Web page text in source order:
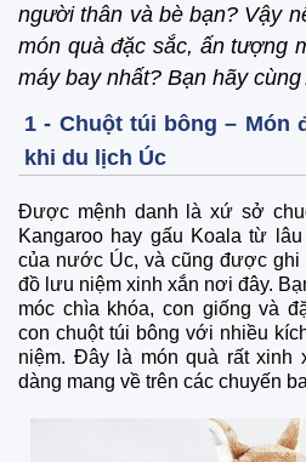
người thân và bè bạn? Vậy
món quà đặc sắc, ấn tượng
máy bay nhất? Bạn hãy
1 - Chuột túi bông – Món
khi du lịch Úc
Được mệnh danh là xứ sở
Kangaroo hay gấu Koala từ
của nước Úc, và cũng được ghi
đồ lưu niệm xinh xắn nơi đây.
móc chìa khóa, con giống và
con chuột túi bông với nhiều
niệm. Đây là món quà rất xinh
dàng mang về trên các chuyến